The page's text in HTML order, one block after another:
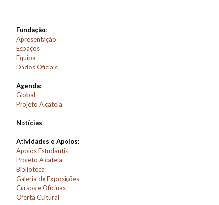
Fundação:
Apresentação
Espaços
Equipa
Dados Oficiais
Agenda:
Global
Projeto Alcateia
Notícias
Atividades e Apoios:
Apoios Estudantis
Projeto Alcateia
Biblioteca
Galeria de Exposições
Cursos e Oficinas
Oferta Cultural